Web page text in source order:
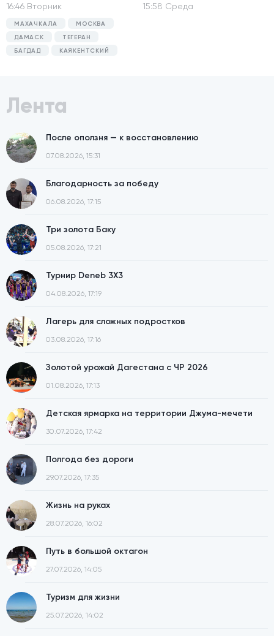
16:46 Вторник
МАХАЧКАЛА
МОСКВА
ДАМАСК
ТЕГЕРАН
БАГДАД
КАЯКЕНТСКИЙ
15:58 Среда
Лента
После оползня — к восстановлению
07.08.2026, 15:31
Благодарность за победу
06.08.2026, 17:15
Три золота Баку
05.08.2026, 17:21
Турнир Deneb 3X3
04.08.2026, 17:19
Лагерь для сложных подростков
03.08.2026, 17:16
Золотой урожай Дагестана с ЧР 2026
01.08.2026, 17:13
Детская ярмарка на территории Джума-мечети
30.07.2026, 17:42
Полгода без дороги
29.07.2026, 17:35
Жизнь на руках
28.07.2026, 16:02
Путь в большой октагон
27.07.2026, 14:05
Туризм для жизни
25.07.2026, 14:02